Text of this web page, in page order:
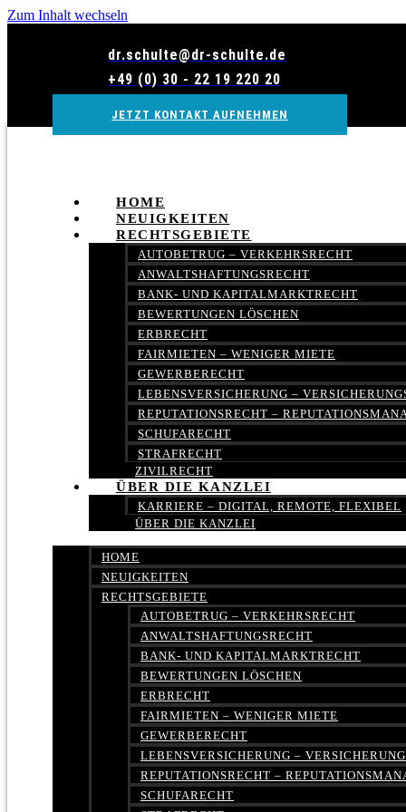
Zum Inhalt wechseln
dr.schulte@dr-schulte.de
+49 (0) 30 - 22 19 220 20
JETZT KONTAKT AUFNEHMEN
HOME
NEUIGKEITEN
RECHTSGEBIETE
AUTOBETRUG – VERKEHRSRECHT
ANWALTSHAFTUNGSRECHT
BANK- UND KAPITALMARKTRECHT
BEWERTUNGEN LÖSCHEN
ERBRECHT
FAIRMIETEN – WENIGER MIETE
GEWERBERECHT
LEBENSVERSICHERUNG –
REPUTATIONSRECHT –
SCHUFARECHT
STRAFRECHT
ZIVILRECHT
ÜBER DIE KANZLEI
KARRIERE – DIGITAL, REMOTE, FLEXIBEL
ÜBER DIE KANZLEI
HOME
NEUIGKEITEN
RECHTSGEBIETE
AUTOBETRUG – VERKEHRSRECHT
ANWALTSHAFTUNGSRECHT
BANK- UND KAPITALMARKTRECHT
BEWERTUNGEN LÖSCHEN
ERBRECHT
FAIRMIETEN – WENIGER MIETE
GEWERBERECHT
LEBENSVERSICHERUNG –
REPUTATIONSRECHT –
SCHUFARECHT